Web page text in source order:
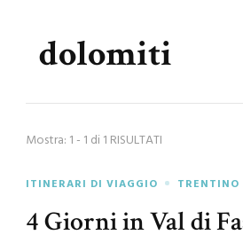
dolomiti
Mostra: 1 - 1 di 1 RISULTATI
ITINERARI DI VIAGGIO TRENTINO
4 Giorni in Val di